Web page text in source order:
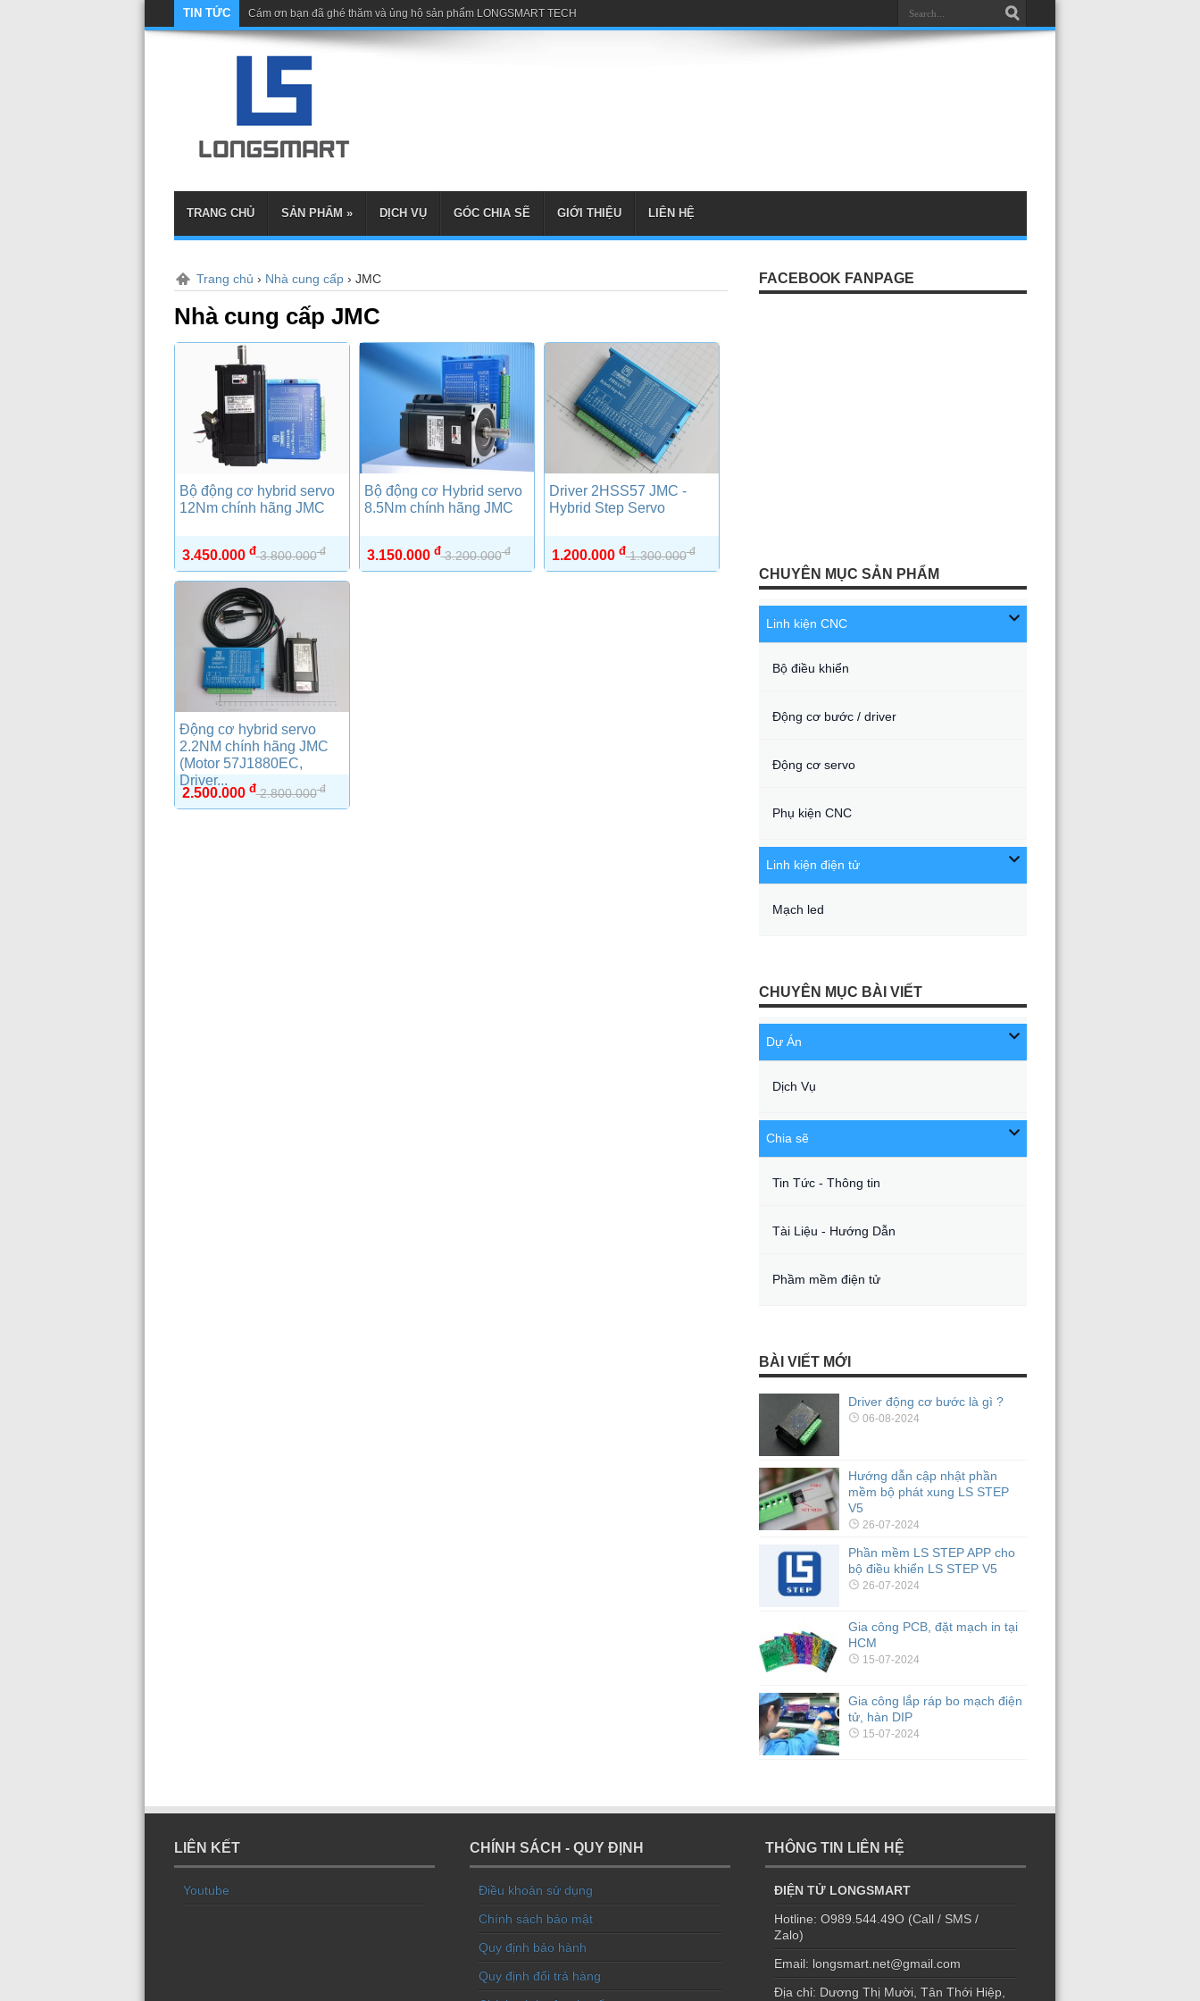
TIN TỨC Miễ
TRANG CHỦ SẢN PHẨM » DỊCH VỤ GÓC CHIA SẼ GIỚI THIỆU LIÊN HỆ
Trang chủ › Nhà cung cấp› JMC
Nhà cung cấp JMC
Bộ động cơ hybrid servo
12Nm chính hãng JMC
3.450.000đ3.800.000đ
Bộ động cơ Hybrid servo
8.5Nm chính hãng JMC
3.150.000đ3.200.000đ
Driver 2HSS57 JMC -
Hybrid Step Servo
1.200.000đ1.300.000đ
Động cơ hybrid servo
2.2NM chính hãng JMC
(Motor 57J1880EC,
Driver...
2.500.000đ2.800.000đ
FACEBOOK FANPAGE
CHUYÊN MỤC SẢN PHẨM
Linh kiện CNC
Bộ điều khiển
Động cơ bước / driver
Động cơ servo
Phụ kiện CNC
Linh kiện điện tử
Mạch led
CHUYÊN MỤC BÀI VIẾT
Dự Án
Dịch Vụ
Chia sẽ
Tin Tức - Thông tin
Tài Liệu - Hướng Dẫn
Phầm mềm điện tử
BÀI VIẾT MỚI
Driver động cơ bước là gì ?
06-08-2024
Hướng dẫn cập nhật phần
mềm bộ phát xung LS STEP
V5
26-07-2024
Phần mềm LS STEP APP cho
bộ điều khiển LS STEP V5
26-07-2024
Gia công PCB, đặt mạch in tại
HCM
15-07-2024
Gia công lắp ráp bo mạch điện
tử, hàn DIP
15-07-2024
LIÊN KẾT
Youtube
CHÍNH SÁCH - QUY ĐỊNH
Điều khoản sử dụng
Chính sách bảo mật
Quy định bảo hành
Quy định đổi trả hàng
THÔNG TIN LIÊN HỆ
ĐIỆN TỬ LONGSMART
Hotline: O989.544.49O (Call / SMS /
Zalo)
Email: longsmart.net@gmail.com
Địa chỉ: Dương Thị Mười, Tân Thới Hiệp,